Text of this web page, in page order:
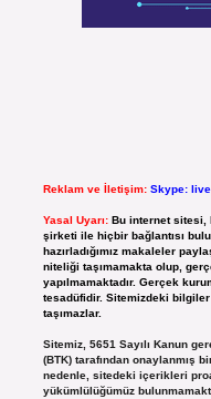
Reklam ve İletişim: Skype:
Yasal Uyarı: Bu internet sitesi,
şirketi ile hiçbir bağlantısı
hazırladığımız makaleler
niteliği taşımamakta olup,
yapılmamaktadır. Gerçek
tesadüfidir. Sitemizdeki
taşımazlar.
Sitemiz, 5651 Sayılı Kanun
(BTK) tarafından onaylanmış
nedenle, sitedeki içerikleri
yükümlülüğümüz